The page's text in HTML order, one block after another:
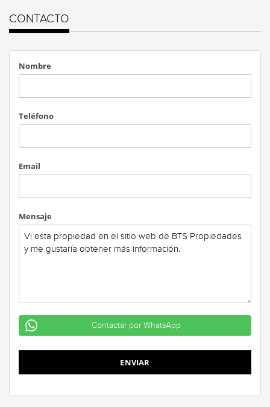
CONTACTO
Nombre
Teléfono
Email
Mensaje
Contactar por WhatsApp